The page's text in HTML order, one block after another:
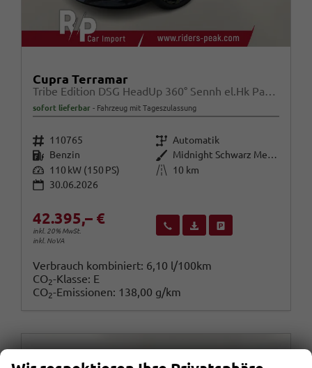
Cupra Terramar
Tribe Edition DSG HeadUp 360° Sennh el.Hk ParkA
sofort lieferbar Fahrzeug mit Tageszulassung
Fahrzeugnr. 110765 Getriebe Automatik
Kraftstoff Benzin Außenfarbe
Midnight Schwarz Metallic
Leistung 110 kW (150 PS) Kilometerstand
10 km
30.06.2026
42.395,– €
inkl. 20% MwSt.
inkl. NoVA
Wir rufen Sie anFahrzeugexposé (PDF)
Verbrauch kombiniert: 6,10 l/100km
CO2-Klasse: E
CO2-Emissionen: 138,00 g/km